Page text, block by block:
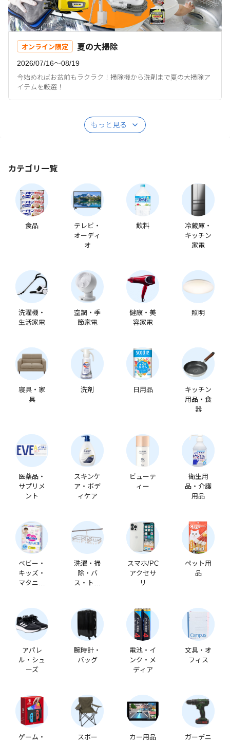
オンライン限定 夏の大掃除
2026/07/16〜08/19
今始めればお盆前もラクラク！掃除機から洗剤まで夏の大掃除ア
イテムを厳選！
もっと見る
カテゴリ一覧
食品
テレビ・
オーディ
オ
飲料
冷蔵庫・
キッチン
家電
洗濯機・
生活家電
空調・季
節家電
健康・美
容家電
照明
寝具・家
具
洗剤 日用品
キッチン
用品・食
器
医薬品・
サプリメ
ント
スキンケ
ア・ボデ
ィケア
ビューテ
ィー
衛生用
品・介護
用品
ベビー・
キッズ・
マタニテ
洗濯・掃
除・バ
ス・トイ
スマホ/PC
アクセサ
リ
ペット用
品
アパレ
ル・シュ
ーズ
腕時計・
バッグ
電池・イ
ンク・メ
ディア
文具・オ
フィス
ゲーム・
スポー
カー用品
ガーデニ